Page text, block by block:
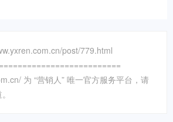
post/779.html
为 “营销人” 唯一官方服务平台，请